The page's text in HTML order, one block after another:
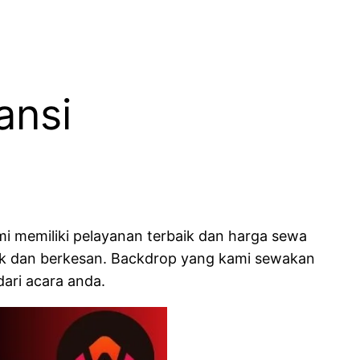
memiliki pelayanan terbaik dan harga sewa
dan berkesan. Backdrop yang kami sewakan
acara anda.